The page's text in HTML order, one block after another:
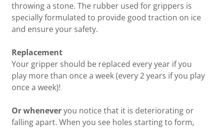
throwing a stone. The rubber used for grippers is
specially formulated to provide good traction on ice
and ensure your safety.
Replacement
Your gripper should be replaced every year if you
play more than once a week (every 2 years if you play
once a week)!
Or wheneveryou notice that it is deteriorating or
falling apart. When you see holes starting to form,